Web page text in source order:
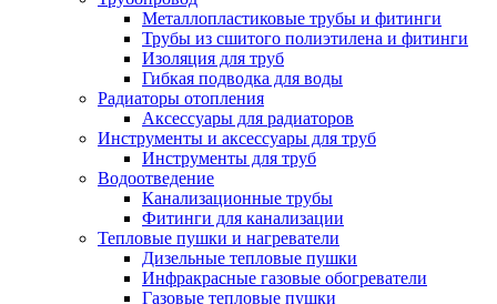
Металлопластиковые трубы и фитинги
Трубы из сшитого полиэтилена и фитинги
Изоляция для труб
Гибкая подводка для воды
Радиаторы отопления
Аксессуары для радиаторов
Инструменты и аксессуары для труб
Инструменты для труб
Водоотведение
Канализационные трубы
Фитинги для канализации
Тепловые пушки и нагреватели
Дизельные тепловые пушки
Инфракрасные газовые обогреватели
Газовые тепловые пушки